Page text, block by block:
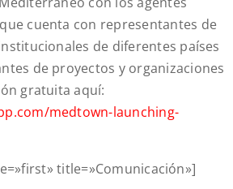
cuenta con representantes de
de diferentes países
de proyectos y organizaciones
gratuita aquí:
medtown-launching-
title=»Comunicación»]